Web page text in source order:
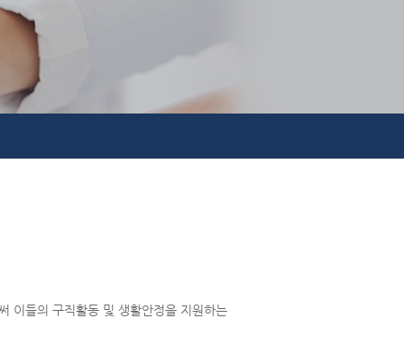
부서 및 직원소개
시설안내
찾아오시는 길
이들의 구직활동 및 생활안정을 지원하는